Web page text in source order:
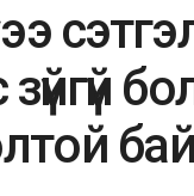
зүйгүй